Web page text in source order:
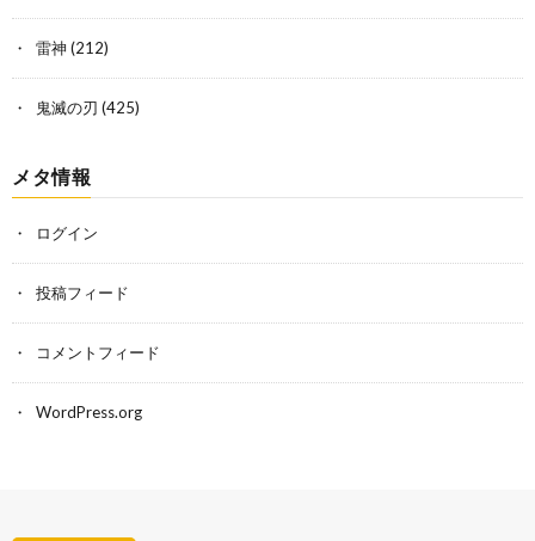
雷神 (212)
鬼滅の刃 (425)
メタ情報
ログイン
投稿フィード
コメントフィード
WordPress.org